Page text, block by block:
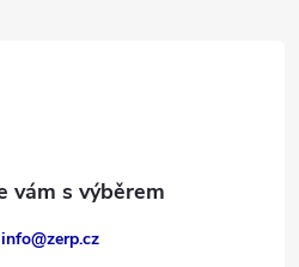
info@zerp.cz